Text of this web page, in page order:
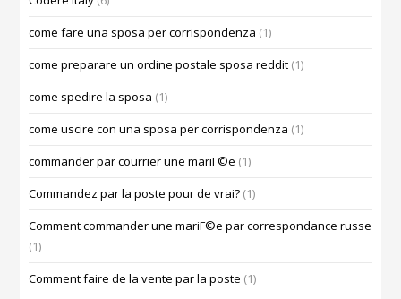
come fare una sposa per corrispondenza (1)
come preparare un ordine postale sposa reddit (1)
come spedire la sposa (1)
come uscire con una sposa per corrispondenza (1)
commander par courrier une mariГ©e (1)
Commandez par la poste pour de vrai? (1)
Comment commander une mariГ©e par correspondance russe
(1)
Comment faire de la vente par la poste (1)